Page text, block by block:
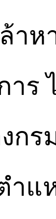
าห
าร
กร
ำแ